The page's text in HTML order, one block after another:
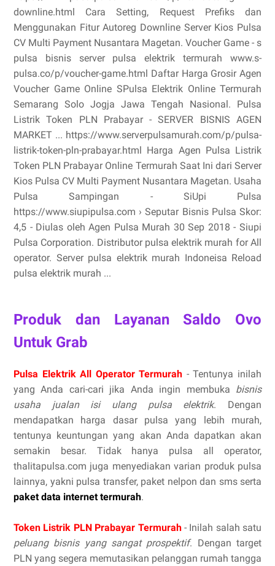
downline.html Cara Setting, Request Prefiks dan
Menggunakan Fitur Autoreg Downline Server Kios Pulsa
CV Multi Payment Nusantara Magetan. Voucher Game - s
pulsa bisnis server pulsa elektrik termurah www.s-
pulsa.co/p/voucher-game.html Daftar Harga Grosir Agen
Voucher Game Online SPulsa Elektrik Online Termurah
Semarang Solo Jogja Jawa Tengah Nasional. Pulsa
Listrik Token PLN Prabayar - SERVER BISNIS AGEN
MARKET ... https://www.serverpulsamurah.com/p/pulsa-
listrik-token-pln-prabayar.html Harga Agen Pulsa Listrik
Token PLN Prabayar Online Termurah Saat Ini dari Server
Kios Pulsa CV Multi Payment Nusantara Magetan. Usaha
Pulsa Sampingan - SiUpi Pulsa
https://www.siupipulsa.com › Seputar Bisnis Pulsa Skor:
4,5 - ‎Diulas oleh Agen Pulsa Murah 30 Sep 2018 - Siupi
Pulsa Corporation. Distributor pulsa elektrik murah for All
operator. Server pulsa elektrik murah Indoneisa Reload
pulsa elektrik murah ...
Produk dan Layanan Saldo Ovo
Untuk Grab
Pulsa Elektrik All Operator Termurah - Tentunya inilah
yang Anda cari-cari jika Anda ingin membuka bisnis
usaha jualan isi ulang pulsa elektrik. Dengan
mendapatkan harga dasar pulsa yang lebih murah,
tentunya keuntungan yang akan Anda dapatkan akan
semakin besar. Tidak hanya pulsa all operator,
thalitapulsa.com juga menyediakan varian produk pulsa
lainnya, yakni pulsa transfer, paket nelpon dan sms serta
paket data internet termurah.
Token Listrik PLN Prabayar Termurah- Inilah salah satu
peluang bisnis yang sangat prospektif. Dengan target
PLN yang segera memutasikan pelanggan rumah tangga